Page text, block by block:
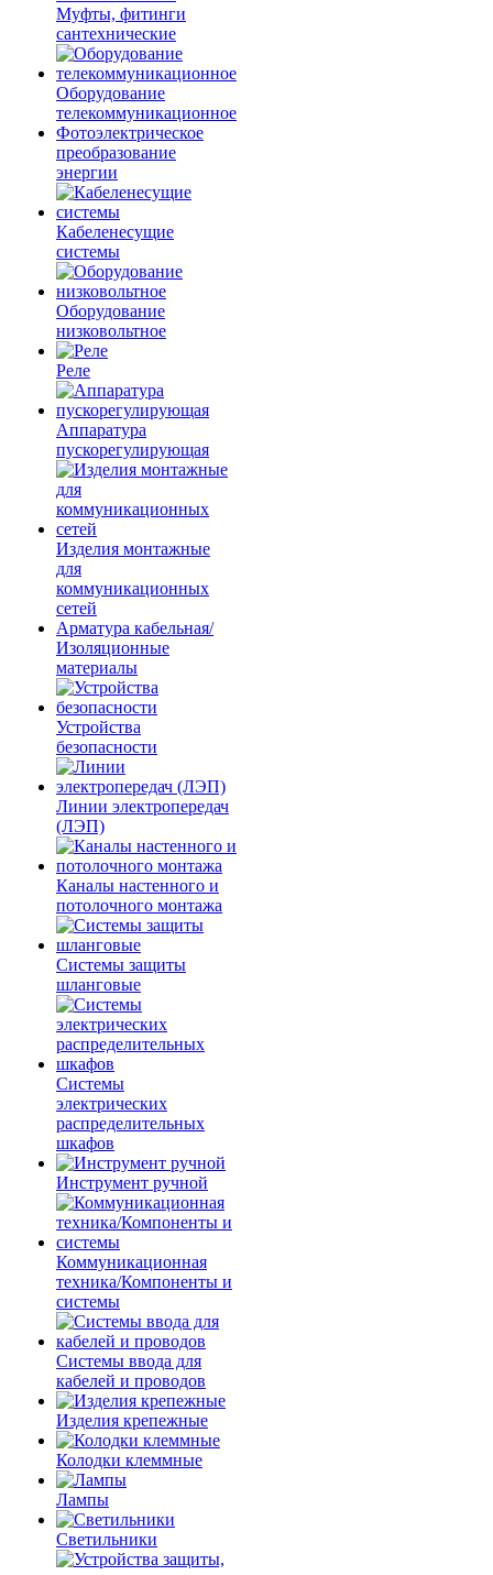
Муфты, фитинги
сантехнические
Оборудование
телекоммуникационное
Фотоэлектрическое
преобразование
энергии
Кабеленесущие
системы
Оборудование
низковольтное
Реле
Аппаратура
пускорегулирующая
Изделия монтажные
для
коммуникационных
сетей
Арматура кабельная/
Изоляционные
материалы
Устройства
безопасности
Линии электропередач
(ЛЭП)
Каналы настенного и
потолочного монтажа
Системы защиты
шланговые
Системы
электрических
распределительных
шкафов
Инструмент ручной
Коммуникационная
техника/Компоненты и
системы
Системы ввода для
кабелей и проводов
Изделия крепежные
Колодки клеммные
Лампы
Светильники